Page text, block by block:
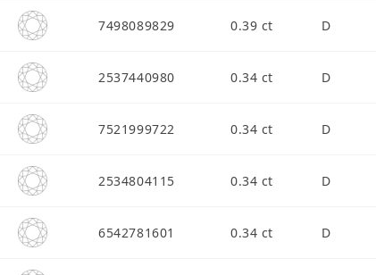
7498089829 0.39 ct D
2537440980 0.34 ct D
7521999722 0.34 ct D
2534804115 0.34 ct D
6542781601 0.34 ct D